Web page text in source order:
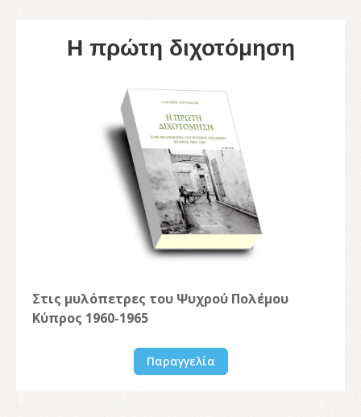
Η πρώτη διχοτόμηση
Στις μυλόπετρες του Ψυχρού Πολέμου
Κύπρος 1960-1965
Παραγγελία